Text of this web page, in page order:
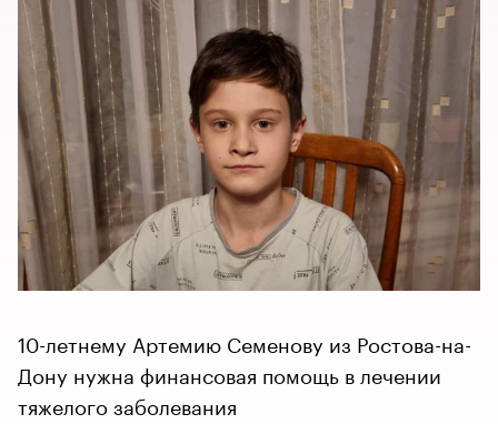
10-летнему Артемию Семенову из Ростова-на-
Дону нужна финансовая помощь в лечении
тяжелого заболевания